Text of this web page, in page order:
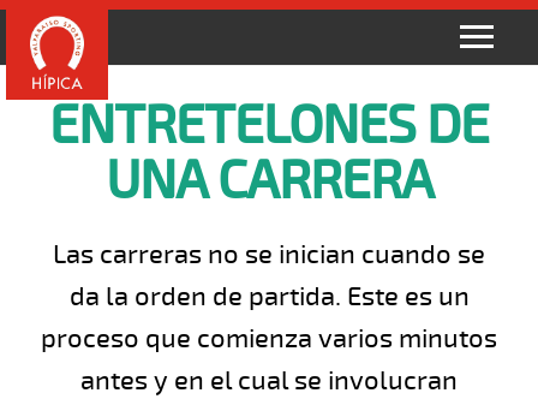
ENTRETELONES DE
UNA CARRERA
Las carreras no se inician cuando se
da la orden de partida. Este es un
proceso que comienza varios minutos
antes y en el cual se involucran